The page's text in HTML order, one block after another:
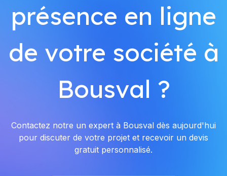
présence en ligne
de votre société à
Bousval ?
Contactez notre un expert à Bousval dès aujourd'hui
pour discuter de votre projet et recevoir un devis
gratuit personnalisé.